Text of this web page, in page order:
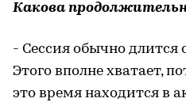
Какова
- Сессия обычно длится
Этого вполне хватает,
это время находится в